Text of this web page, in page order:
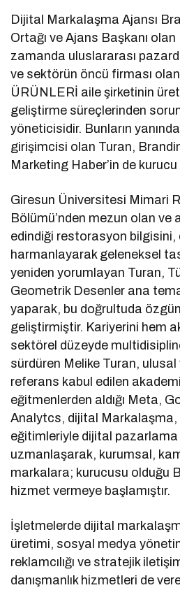
Dijital Markalaşma Ajansı
Ortağı ve Ajans Başkanı olan
zamanda uluslararası
ve sektörün öncü firması
ÜRÜNLERİ aile şirketinin
geliştirme süreçlerinden
yöneticisidir. Bunların
girişimcisi olan Turan,
Marketing Haber’in de kurucu
Giresun Üniversitesi Mimari
Bölümü’nden mezun olan ve
edindiği restorasyon
harmanlayarak geleneksel
yeniden yorumlayan Turan,
Geometrik Desenler ana
yaparak, bu doğrultuda
geliştirmiştir. Kariyerini hem
sektörel düzeyde
sürdüren Melike Turan,
referans kabul edilen
eğitmenlerden aldığı Meta,
Analytcs, dijital Markalaşma,
eğitimleriyle dijital pazarlama
uzmanlaşarak, kurumsal,
markalara; kurucusu olduğu
hizmet vermeye başlamıştır.
İşletmelerde dijital
üretimi, sosyal medya
reklamcılığı ve stratejik
danışmanlık hizmetleri de